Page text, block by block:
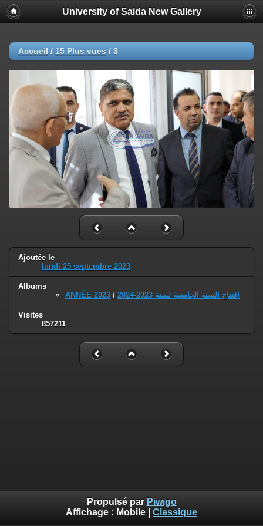
University of Saida New Gallery
Accueil / 15 Plus vues / 3
Ajoutée le
lundi 25 septembre 2023
Albums
ANNÉE 2023 / افتتاح السنة الجامعية لسنة 2023-2024
Visites
857211
Propulsé par Piwigo
Affichage : Mobile Classique